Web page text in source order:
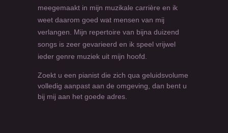
meegemaakt in mijn muzikale carrière en ik
weet daarom goed wat mensen van mij
verlangen. Mijn repertoire van bijna duizend
songs is zeer gevarieerd en ik speel vrijwel
ieder genre muziek uit mijn hoofd.
Zoekt u een pianist die zich qua geluidsvolume
volledig aanpast aan de omgeving, dan bent u
bij mij aan het goede adres.